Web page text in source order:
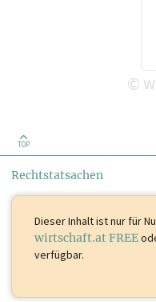
©
TOP
Rechtstatsachen
Dieser Inhalt istnur für
wirtschaft.at FREE
verfügbar.